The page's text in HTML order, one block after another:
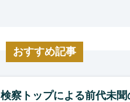
おすすめ記事
検察トップによる前代未